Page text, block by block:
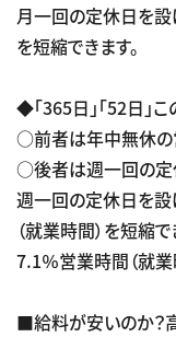
月一回の定休日を設
を短縮できます。
◆「365日」「52日」
○前者は年中無休の
○後者は週一回の定
週一回の定休日を設
（就業時間）を短縮
7.1％営業時間（就業
■給料が安いのか？